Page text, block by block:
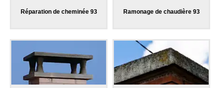
Réparation de cheminée 93 Ramonage de chaudière 93